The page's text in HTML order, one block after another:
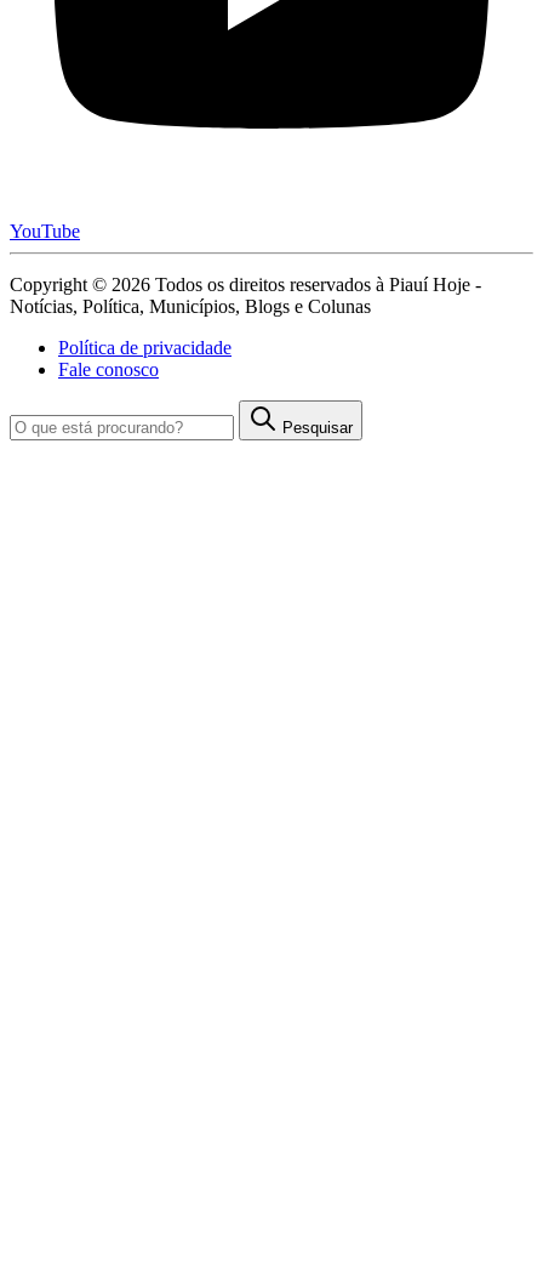
YouTube
Copyright © 2026 Todos os direitos reservados à Piauí Hoje -
Notícias, Política, Municípios, Blogs e Colunas
Política de privacidade
Fale conosco
Pesquisar